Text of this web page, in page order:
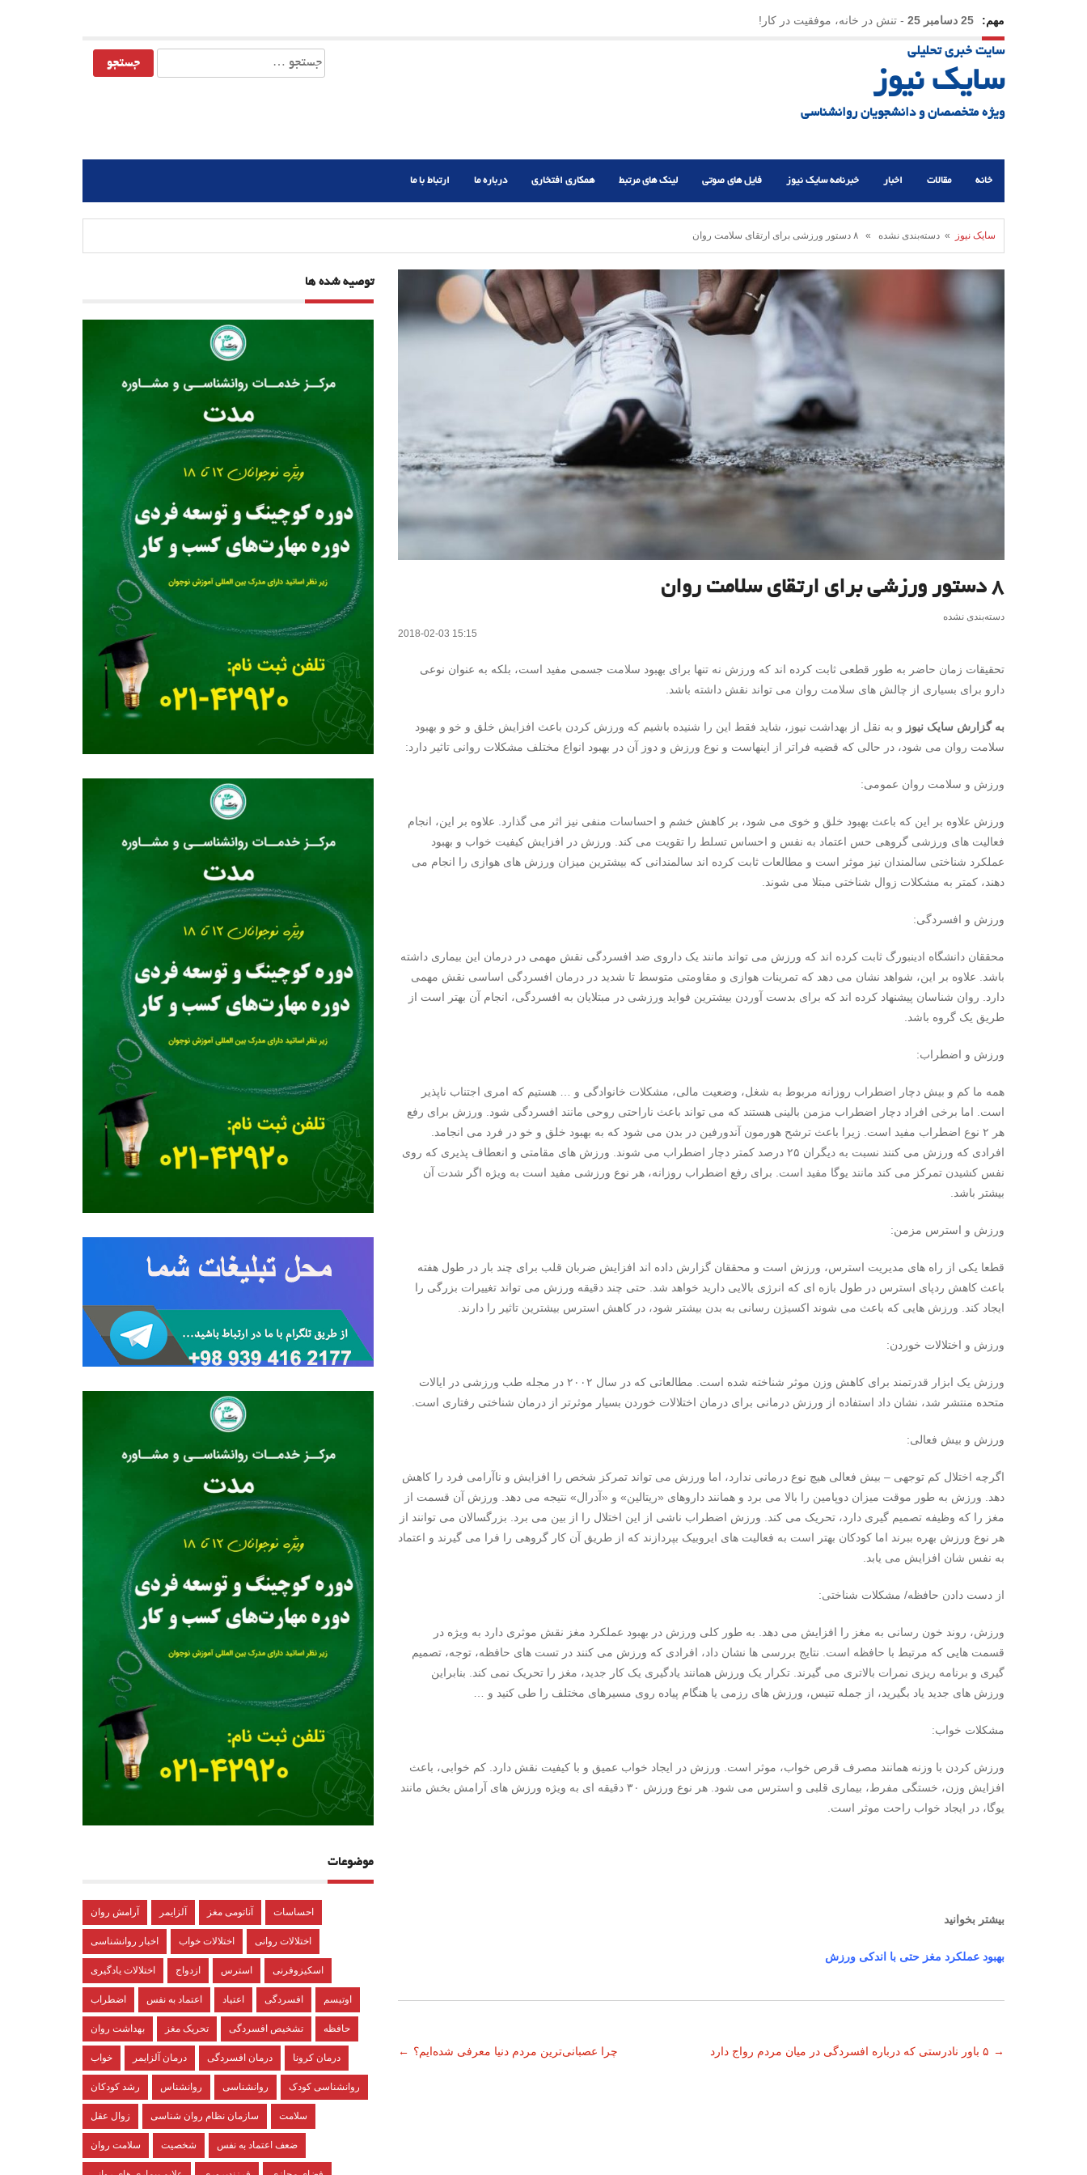
مهم: 25 دسامبر 25 - تنش در خانه، موفقیت در کار!
23 دسامبر 25
سایت خبری تحلیلی
سایک نیوز
ویژه متخصصان و دانشجویان روانشناسی
جستجو
برای:
خانه مقالات اخبار خبرنامه سایک نیوز فایل های صوتی لینک های مرتبط همکاری افتخاری درباره ما ارتباط با ما
سایک نیوز » دسته‌بندی نشده » ۸ دستور ورزشی برای ارتقای سلامت روان
۸ دستور ورزشی برای ارتقای سلامت روان
دسته‌بندی نشده
2018-02-03 15:15
تحقیقات زمان حاضر به طور قطعی ثابت کرده اند که ورزش نه تنها برای بهبود سلامت جسمی مفید است، بلکه به عنوان نوعی
دارو برای بسیاری از چالش های سلامت روان می تواند نقش داشته باشد.
به گزارش سایک نیوز و به نقل از بهداشت نیوز، شاید فقط این را شنیده باشیم که ورزش کردن باعث افزایش خلق و خو و بهبود
سلامت روان می شود، در حالی که قضیه فراتر از اینهاست و نوع ورزش و دوز آن در بهبود انواع مختلف مشکلات روانی تاثیر دارد:
ورزش و سلامت روان عمومی:
ورزش علاوه بر این که باعث بهبود خلق و خوی می شود، بر کاهش خشم و احساسات منفی نیز اثر می گذارد. علاوه بر این، انجام
فعالیت های ورزشی گروهی حس اعتماد به نفس و احساس تسلط را تقویت می کند. ورزش در افزایش کیفیت خواب و بهبود
عملکرد شناختی سالمندان نیز موثر است و مطالعات ثابت کرده اند سالمندانی که بیشترین میزان ورزش های هوازی را انجام می
دهند، کمتر به مشکلات زوال شناختی مبتلا می شوند.
ورزش و افسردگی:
محققان دانشگاه ادینبورگ ثابت کرده اند که ورزش می تواند مانند یک داروی ضد افسردگی نقش مهمی در درمان این بیماری داشته
باشد. علاوه بر این، شواهد نشان می دهد که تمرینات هوازی و مقاومتی متوسط تا شدید در درمان افسردگی اساسی نقش مهمی
دارد. روان شناسان پیشنهاد کرده اند که برای بدست آوردن بیشترین فواید ورزشی در مبتلایان به افسردگی، انجام آن بهتر است از
طریق یک گروه باشد.
ورزش و اضطراب:
همه ما کم و بیش دچار اضطراب روزانه مربوط به شغل، وضعیت مالی، مشکلات خانوادگی و … هستیم که امری اجتناب ناپذیر
است. اما برخی افراد دچار اضطراب مزمن بالینی هستند که می تواند باعث ناراحتی روحی مانند افسردگی شود. ورزش برای رفع
هر ۲ نوع اضطراب مفید است. زیرا باعث ترشح هورمون آندورفین در بدن می شود که به بهبود خلق و خو در فرد می انجامد.
افرادی که ورزش می کنند نسبت به دیگران ۲۵ درصد کمتر دچار اضطراب می شوند. ورزش های مقامتی و انعطاف پذیری که روی
نفس کشیدن تمرکز می کند مانند یوگا مفید است. برای رفع اضطراب روزانه، هر نوع ورزشی مفید است به ویژه اگر شدت آن
بیشتر باشد.
ورزش و استرس مزمن:
قطعا یکی از راه های مدیریت استرس، ورزش است و محققان گزارش داده اند افزایش ضربان قلب برای چند بار در طول هفته
باعث کاهش ردپای استرس در طول بازه ای که انرژی بالایی دارید خواهد شد. حتی چند دقیقه ورزش می تواند تغییرات بزرگی را
ایجاد کند. ورزش ‌هایی که باعث می ‌شوند اکسیژن رسانی به بدن بیشتر شود، در کاهش استرس بیشترین تاثیر را دارند.
ورزش و اختلالات خوردن:
ورزش یک ابزار قدرتمند برای کاهش وزن موثر شناخته شده است. مطالعاتی که در سال ۲۰۰۲ در مجله طب ورزشی در ایالات
متحده منتشر شد، نشان داد استفاده از ورزش درمانی برای درمان اختلالات خوردن بسیار موثرتر از درمان شناختی رفتاری است.
ورزش و بیش فعالی:
اگرچه اختلال کم توجهی – بیش فعالی هیچ نوع درمانی ندارد، اما ورزش می تواند تمرکز شخص را افزایش و ناآرامی فرد را کاهش
دهد. ورزش به طور موقت میزان دوپامین را بالا می برد و همانند داروهای «ریتالین» و «آدرال» نتیجه می دهد. ورزش آن قسمت از
مغز را که وظیفه تصمیم گیری دارد، تحریک می کند. ورزش اضطراب ناشی از این اختلال را از بین می برد. بزرگسالان می توانند از
هر نوع ورزش بهره ببرند اما کودکان بهتر است به فعالیت های ایروبیک بپردازند که از طریق آن کار گروهی را فرا می گیرند و اعتماد
به نفس شان افزایش می یابد.
از دست دادن حافظه/ مشکلات شناختی:
ورزش، روند خون رسانی به مغز را افزایش می دهد. به طور کلی ورزش در بهبود عملکرد مغز نقش موثری دارد به ویژه در
قسمت هایی که مرتبط با حافظه است. نتایج بررسی ها نشان داد، افرادی که ورزش می کنند در تست های حافظه، توجه، تصمیم
گیری و برنامه ریزی نمرات بالاتری می گیرند. تکرار یک ورزش همانند یادگیری یک کار جدید، مغز را تحریک نمی کند. بنابراین
ورزش های جدید یاد بگیرید، از جمله تنیس، ورزش های رزمی یا هنگام پیاده روی مسیرهای مختلف را طی کنید و …
مشکلات خواب:
ورزش کردن با وزنه همانند مصرف قرص خواب، موثر است. ورزش در ایجاد خواب عمیق و با کیفیت نقش دارد. کم خوابی، باعث
افزایش وزن، خستگی مفرط، بیماری قلبی و استرس می شود. هر نوع ورزش ۳۰ دقیقه ای به ویژه ورزش های آرامش بخش مانند
یوگا، در ایجاد خواب راحت موثر است.
بیشتر بخوانید
بهبود عملکرد مغز حتی با اندکی ورزش
ناوبری
← چرا عصبانی‌ترین مردم دنیا معرفی شده‌ایم؟ ۵ باور نادرستی که درباره افسردگی در میان مردم رواج دارد →
توصیه شده ها
موضوعات
آرامش روان آلزایمر آناتومی مغز احساسات
اخبار روانشناسی اختلالات خواب اختلالات روانی
اختلالات یادگیری ازدواج استرس اسکیزوفرنی
اضطراب اعتماد به نفس اعتیاد افسردگی اوتیسم
بهداشت روان تحریک مغز تشخیص افسردگی حافظه
خواب درمان آلزایمر درمان افسردگی درمان کرونا
رشد کودکان روانشناس روانشناسی روانشناسی کودک
زوال عقل سازمان نظام روان شناسی سلامت
سلامت روان شخصیت ضعف اعتماد به نفس